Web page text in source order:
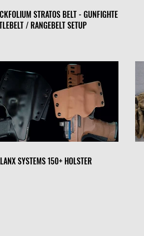
STRATOS BELT - GUNFIGHTER /
BATTLEBELT / RANGEBELT SETUP
SYSTEMS 150+ HOLSTER